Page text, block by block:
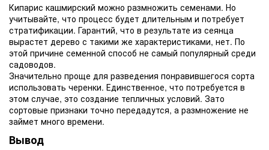
Кипарис кашмирский можно размножить семенами. Но
учитывайте, что процесс будет длительным и потребует
стратификации. Гарантий, что в результате из сеянца
вырастет дерево с такими же характеристиками, нет. По
этой причине семенной способ не самый популярный среди
садоводов.
Значительно проще для разведения понравившегося сорта
использовать черенки. Единственное, что потребуется в
этом случае, это создание тепличных условий. Зато
сортовые признаки точно передадутся, а размножение не
займет много времени.
Вывод